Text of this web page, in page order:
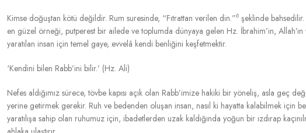
Kimse doğuştan kötü değildir. Rum suresinde, “Fıtrattan verilen din.”6 şeklinde
en güzel örneği, putperest bir ailede ve toplumda dünyaya gelen Hz. İbrahim’in,
yaratılan insan için temel gaye, evvelâ kendi benliğini keşfetmektir.
‘Kendini bilen Rabb’ini bilir.’ (Hz. Ali)
Nefes aldığımız sürece, tövbe kapısı açık olan Rabb’imize hakiki bir yöneliş, asla
yerine getirmek gerekir. Ruh ve bedenden oluşan insan, nasıl ki hayatta kalabilmek için
yaratılışa sahip olan ruhumuz için, ibadetlerden uzak kaldığında yoğun bir ızdırap